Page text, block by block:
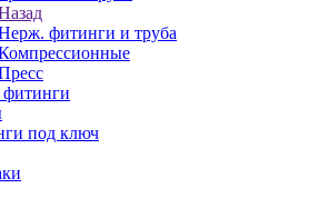
фитинги и труба
фитинги
под ключ